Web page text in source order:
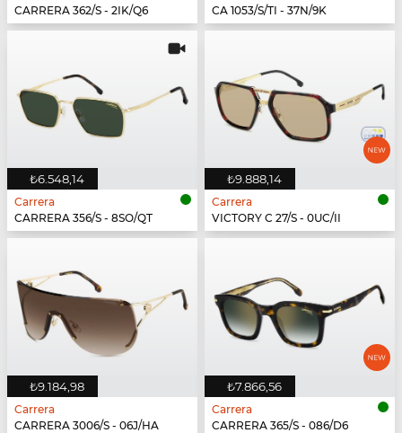
CARRERA 362/S - 2IK/Q6
CA 1053/S/TI - 37N/9K
₺6.548,14
Carrera
CARRERA 356/S - 8SO/QT
₺9.888,14
Carrera
VICTORY C 27/S - 0UC/II
₺9.184,98
Carrera
CARRERA 3006/S - 06J/HA
₺7.866,56
Carrera
CARRERA 365/S - 086/D6